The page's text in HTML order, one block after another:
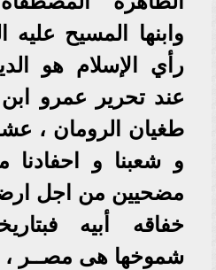
وابنها المسيح
رأي الإسلام هو
عند تحرير عمرو
طغيان الرومان ،
و شعبنا و احفادنا
مضحيين من اجل
خفاقه أبيه
شموخها هى مصــر ،